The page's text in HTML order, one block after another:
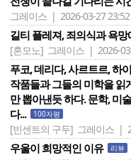
그레이스 | 2026-03-27 23:52
길티 플레져, 죄의식과 욕
[혼모노] 그레이스 | 2026-
푸코, 데리다, 사르트르, 하
작품들과 그들의 미학을 읽
만 뽑아낸듯 하다. 문학, 미
다...
100자평
[빈센트의 구두] 그레이스 |
우울이 희망적인 이유 리뷰